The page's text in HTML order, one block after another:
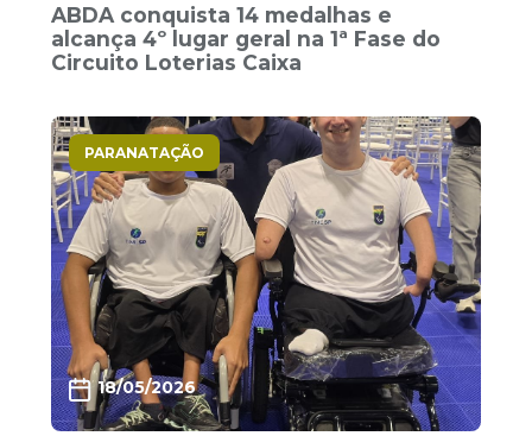
ABDA conquista 14 medalhas e
alcança 4º lugar geral na 1ª Fase do
Circuito Loterias Caixa
PARANATAÇÃO
18/05/2026